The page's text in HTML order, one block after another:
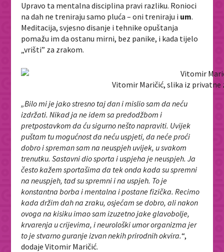
Upravo ta mentalna disciplina pravi razliku. Ronioci
na dah ne treniraju samo pluća – oni treniraju i um.
Meditacija, svjesno disanje i tehnike opuštanja
pomažu im da ostanu mirni, bez panike, i kada tijelo
„vrišti” za zrakom.
Vitomir Maričić, slika iz
„Bilo mi je jako stresno taj dan i mislio sam da neću
izdržati. Nikad ja ne idem sa predodžbom i
pretpostavkom da ću sigurno nešto napraviti. Uvijek
puštam tu mogućnost da neću uspjeti, da neće proći
dobro i spreman sam na neuspjeh uvijek, u svakom
trenutku. Sastavni dio sporta i uspjeha je neuspjeh. Ja
često kažem sportašima da tek onda kada su spremni
na neuspjeh, tad su spremni i na uspjeh. To je
konstantna borba i mentalna i postane fizička. Recimo
kada držim dah na zraku, osjećam se dobro, ali nakon
ovoga na kisiku imao sam izuzetno jake glavobolje,
krvarenja u crijevima, i neurološki umor organizma jer
to je stvarno guranje izvan nekih prirodnih okvira.“,
dodaje Vitomir Maričić.